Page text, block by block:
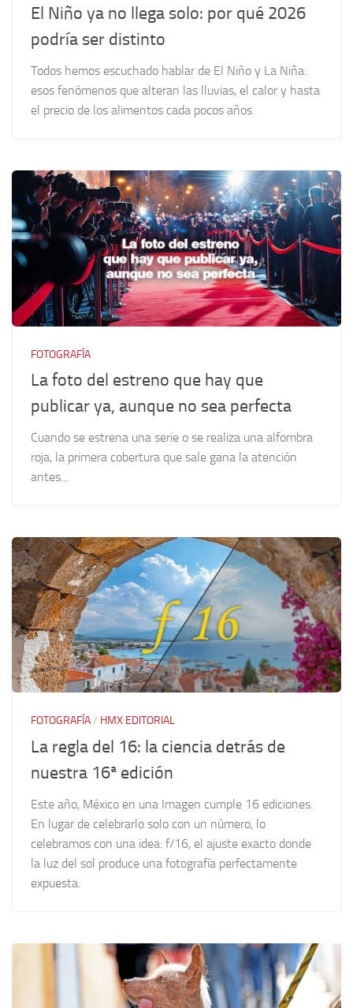
El Niño ya no llega solo: por qué 2026
podría ser distinto
Todos hemos escuchado hablar de El Niño y La Niña:
esos fenómenos que alteran las lluvias, el calor y hasta
el precio de los alimentos cada pocos años.
FOTOGRAFÍA
La foto del estreno que hay que
publicar ya, aunque no sea perfecta
Cuando se estrena una serie o se realiza una alfombra
roja, la primera cobertura que sale gana la atención
antes...
FOTOGRAFÍA/ HMX EDITORIAL
La regla del 16: la ciencia detrás de
nuestra 16ª edición
Este año, México en una Imagen cumple 16 ediciones.
En lugar de celebrarlo solo con un número, lo
celebramos con una idea: f/16, el ajuste exacto donde
la luz del sol produce una fotografía perfectamente
expuesta.